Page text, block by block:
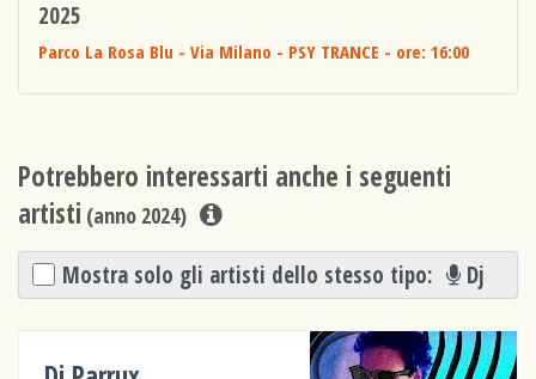
2025
Parco La Rosa Blu - Via Milano - PSY TRANCE - ore: 16:00
Potrebbero interessarti anche i seguenti
artisti (anno 2024)
Mostra solo gli artisti dello stesso tipo: Dj